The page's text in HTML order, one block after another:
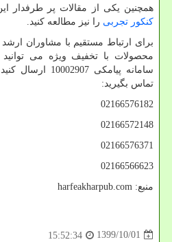
همچنین یکی از مقالات پر طرفدار
کنکور تجربی را نیز مطالعه کنید.
برای ارتباط مستقیم با مشاوران
محصولات با تخفیف ویژه می
سامانه پیامکی
تماس بگیرید:
02166576182
02166572148
02166576371
02166566623
منبع: harfeakharpub.com
1399/10/01
15:52:34